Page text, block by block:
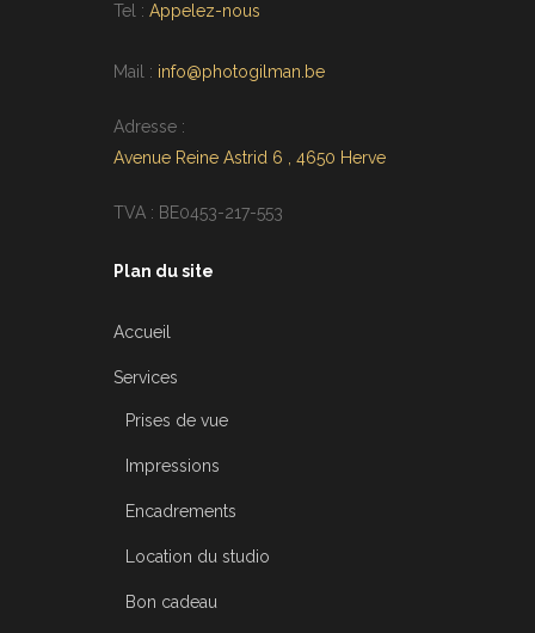
Tel : Appelez-nous
Mail : info@photogilman.be
Adresse :
Avenue Reine Astrid 6 , 4650 Herve
TVA : BE0453-217-553
Plan du site
Accueil
Services
Prises de vue
Impressions
Encadrements
Location du studio
Bon cadeau